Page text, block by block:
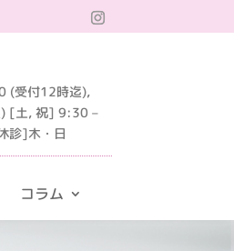
(受付12時迄),
[土, 祝] 9:30 –
診]木・日
コラム